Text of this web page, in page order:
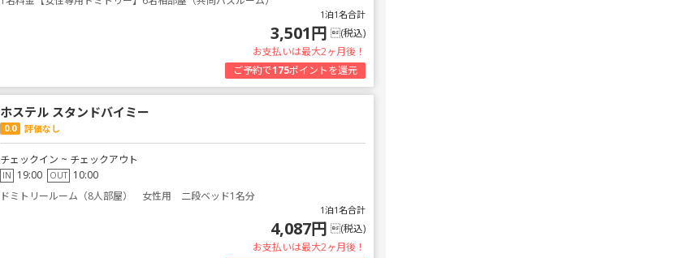
1泊1名合計
3,501円 (税込)
お支払いは最大2ヶ月後！
ご予約で175ポイントを還元
ホステル スタンドバイミー
0.0 評価なし
チェックイン ~ チェックアウト
IN 19:00 OUT 10:00
ドミトリールーム（8人部屋） 女性用 二段ベッド1名分
1泊1名合計
4,087円 (税込)
お支払いは最大2ヶ月後！